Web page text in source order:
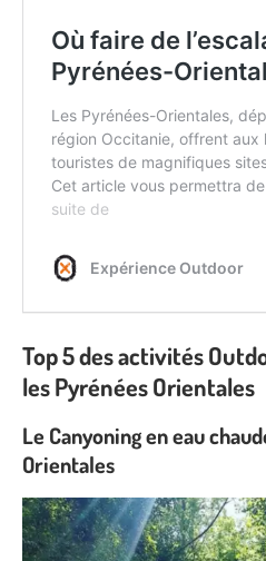
Top 5 des activités
les Pyrénées Orientales
Le Canyoning en eau
Orientales